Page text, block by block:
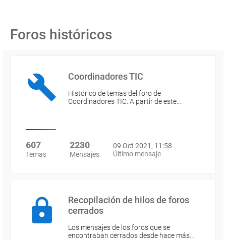
Foros históricos
Coordinadores TIC
Histórico de temas del foro de
Coordinadores TIC. A partir de este…
607
Temas
2230
Mensajes
09 Oct 2021, 11:58
Último mensaje
Recopilación de hilos de foros
cerrados
Los mensajes de los foros que se
encontraban cerrados desde hace más…